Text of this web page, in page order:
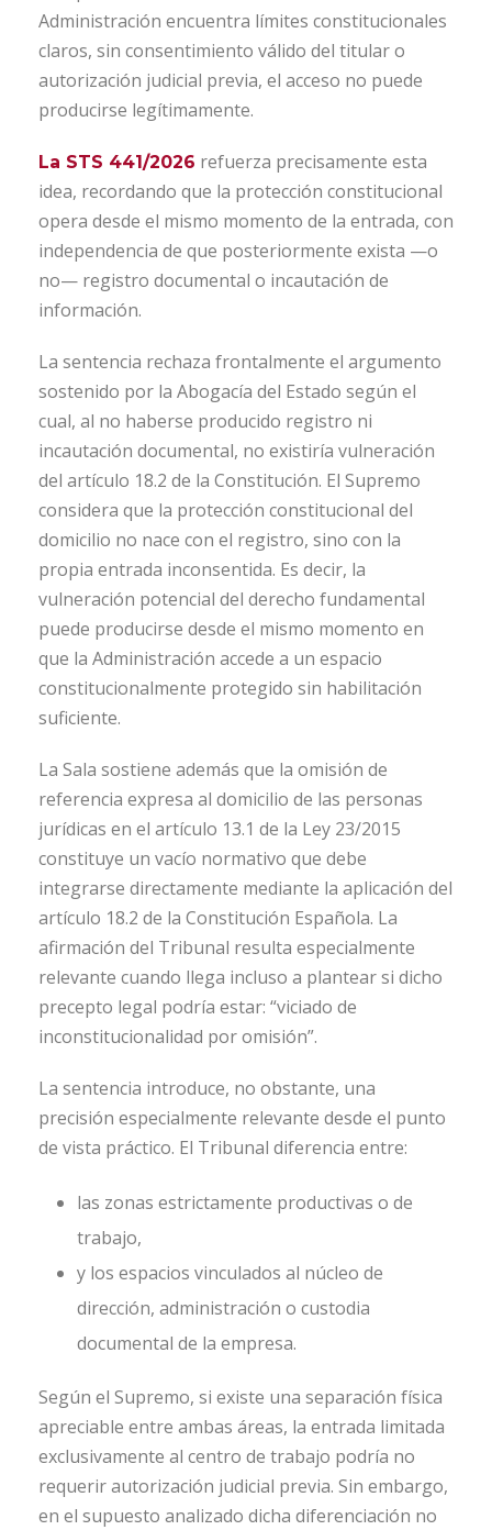
Administración encuentra límites constitucionales
claros, sin consentimiento válido del titular o
autorización judicial previa, el acceso no puede
producirse legítimamente.
La STS 441/2026 refuerza precisamente esta
idea, recordando que la protección constitucional
opera desde el mismo momento de la entrada, con
independencia de que posteriormente exista —o
no— registro documental o incautación de
información.
La sentencia rechaza frontalmente el argumento
sostenido por la Abogacía del Estado según el
cual, al no haberse producido registro ni
incautación documental, no existiría vulneración
del artículo 18.2 de la Constitución. El Supremo
considera que la protección constitucional del
domicilio no nace con el registro, sino con la
propia entrada inconsentida. Es decir, la
vulneración potencial del derecho fundamental
puede producirse desde el mismo momento en
que la Administración accede a un espacio
constitucionalmente protegido sin habilitación
suficiente.
La Sala sostiene además que la omisión de
referencia expresa al domicilio de las personas
jurídicas en el artículo 13.1 de la Ley 23/2015
constituye un vacío normativo que debe
integrarse directamente mediante la aplicación del
artículo 18.2 de la Constitución Española. La
afirmación del Tribunal resulta especialmente
relevante cuando llega incluso a plantear si dicho
precepto legal podría estar: “viciado de
inconstitucionalidad por omisión”.
La sentencia introduce, no obstante, una
precisión especialmente relevante desde el punto
de vista práctico. El Tribunal diferencia entre:
las zonas estrictamente productivas o de
trabajo,
y los espacios vinculados al núcleo de
dirección, administración o custodia
documental de la empresa.
Según el Supremo, si existe una separación física
apreciable entre ambas áreas, la entrada limitada
exclusivamente al centro de trabajo podría no
requerir autorización judicial previa. Sin embargo,
en el supuesto analizado dicha diferenciación no